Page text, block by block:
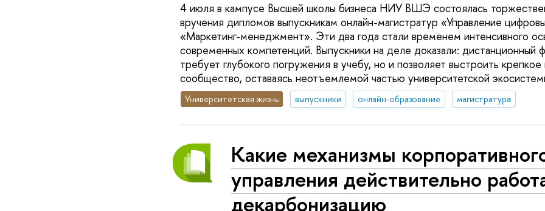
4 июля в кампусе Высшей школы бизнеса НИУ ВШЭ состоялась
вручения дипломов выпускникам онлайн-магистратур «Управление
«Маркетинг-менеджмент». Эти два года стали временем интенсивного
современных компетенций. Выпускники на деле доказали: дистанционный
требует глубокого погружения в учебу, но и позволяет выстроить
сообщество, оставаясь неотъемлемой частью университетской
Университетская жизнь выпускники онлайн-образование магистратура
Какие механизмы
управления действительно
декарбонизацию